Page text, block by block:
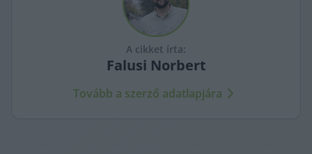
A cikket írta:
Falusi Norbert
Tovább a szerző adatlapjára